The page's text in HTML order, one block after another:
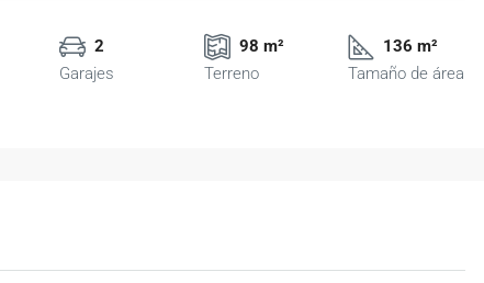
2
Garajes
98 m²
Terreno
136 m²
Tamaño de área